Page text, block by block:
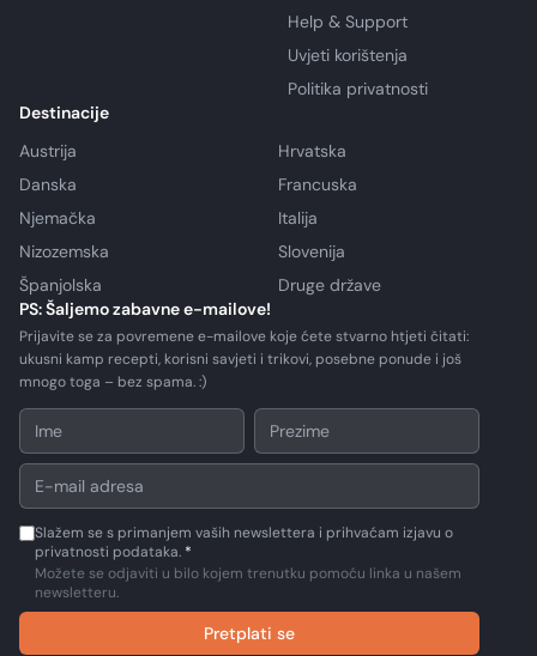
Help & Support
Uvjeti korištenja
Politika privatnosti
Destinacije
Austrija
Hrvatska
Danska
Francuska
Njemačka
Italija
Nizozemska
Slovenija
Španjolska
Druge države
PS: Šaljemo zabavne e-mailove!
Prijavite se za povremene e-mailove koje ćete stvarno htjeti čitati:
ukusni kamp recepti, korisni savjeti i trikovi, posebne ponude i još
mnogo toga – bez spama. :)
Slažem se s primanjem vaših newslettera i prihvaćam izjavu o
privatnosti podataka. *
Možete se odjaviti u bilo kojem trenutku pomoću linka u našem
newsletteru.
Pretplati se